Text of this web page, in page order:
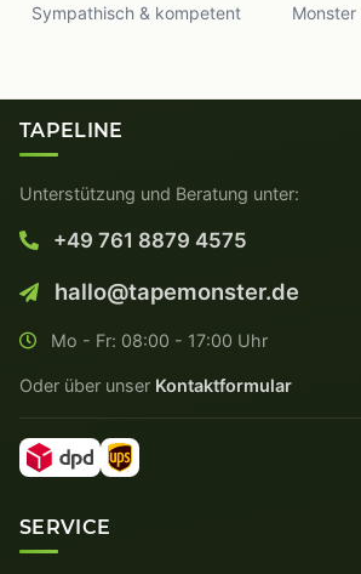
Sympathisch & kompetent Monster
TAPELINE
Unterstützung und Beratung unter:
+49 761 8879 4575
hallo@tapemonster.de
Mo - Fr: 08:00 - 17:00 Uhr
Oder über unser Kontaktformular
SERVICE